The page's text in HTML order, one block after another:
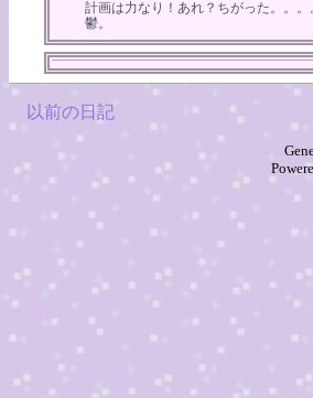
計画は力なり！あれ？ちがった。。。
鬱。
以前の日記